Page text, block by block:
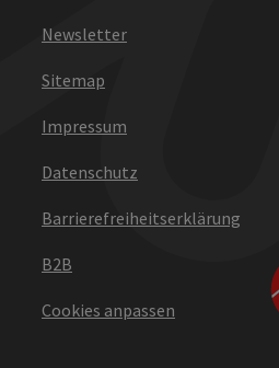
Newsletter
Sitemap
Impressum
Datenschutz
Barrierefreiheitserklärung
B2B
Cookies anpassen